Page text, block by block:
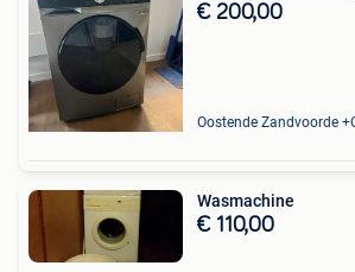
€ 200,00
Wasmachine
€ 110,00